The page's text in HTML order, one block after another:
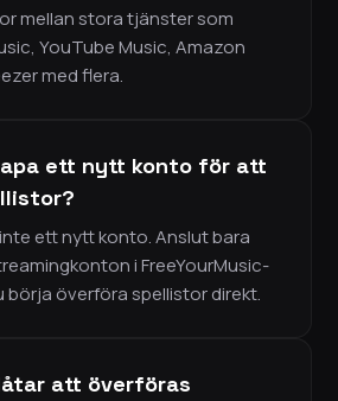
mellan stora tjänster som
YouTube Music, Amazon
med flera.
ett nytt konto för att
ett nytt konto. Anslut bara
i FreeYourMusic-
börja överföra spellistor direkt.
att överföras